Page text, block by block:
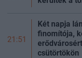
21:51
Két napja
finomítója,
csütörtökön